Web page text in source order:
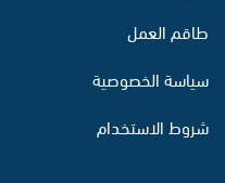
طاقم العمل
سياسة الخصوصية
شروط الاستخدام